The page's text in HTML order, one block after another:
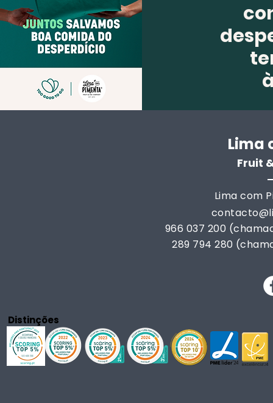
Lima
Fruit
Lima com
966 037 200
289 794 280
Distinções